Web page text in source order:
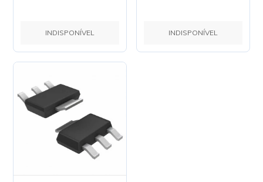
INDISPONÍVEL INDISPONÍVEL